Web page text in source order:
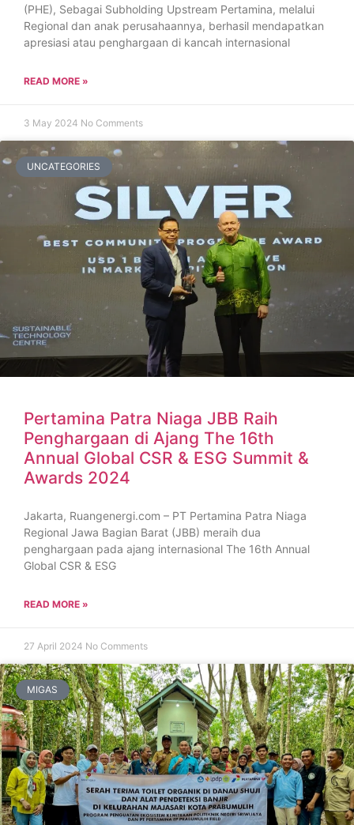
(PHE), Sebagai Subholding Upstream Pertamina, melalui
Regional dan anak perusahaannya, berhasil mendapatkan
apresiasi atau penghargaan di kancah internasional
READ MORE »
3 May 2024 No Comments
UNCATEGORIES
Pertamina Patra Niaga JBB Raih
Penghargaan di Ajang The 16th
Annual Global CSR & ESG Summit &
Awards 2024
Jakarta, Ruangenergi.com – PT Pertamina Patra Niaga
Regional Jawa Bagian Barat (JBB) meraih dua
penghargaan pada ajang internasional The 16th Annual
Global CSR & ESG
READ MORE »
27 April 2024 No Comments
MIGAS